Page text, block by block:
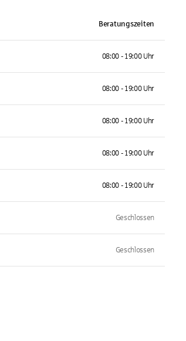
Beratungszeiten
08:00 - 19:00 Uhr
08:00 - 19:00 Uhr
08:00 - 19:00 Uhr
08:00 - 19:00 Uhr
08:00 - 19:00 Uhr
Geschlossen
Geschlossen